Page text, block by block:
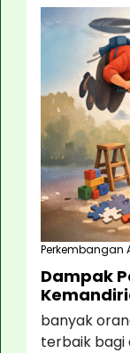
Perkembangan
Dampak
banyak
terbaik bagi